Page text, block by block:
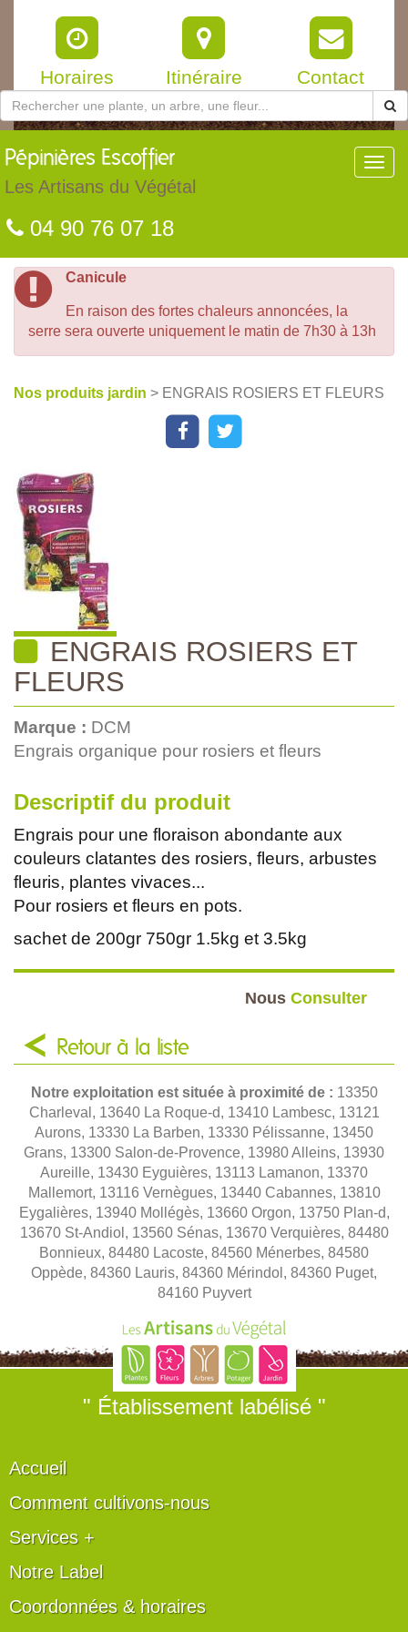
Horaires Itinéraire Contact
Pépinières Escoffier
Les Artisans du Végétal
04 90 76 07 18
Canicule
En raison des fortes chaleurs annoncées, la
serre sera ouverte uniquement le matin de 7h30 à 13h
Nos produits jardin > ENGRAIS ROSIERS ET FLEURS
ENGRAIS ROSIERS ET
FLEURS
Marque : DCM
Engrais organique pour rosiers et fleurs
Descriptif du produit
Engrais pour une floraison abondante aux
couleurs clatantes des rosiers, fleurs, arbustes
fleuris, plantes vivaces...
Pour rosiers et fleurs en pots.
sachet de 200gr 750gr 1.5kg et 3.5kg
Nous Consulter
Retour à la liste
Notre exploitation est située à proximité de : 13350
Charleval, 13640 La Roque-d, 13410 Lambesc, 13121
Aurons, 13330 La Barben, 13330 Pélissanne, 13450
Grans, 13300 Salon-de-Provence, 13980 Alleins, 13930
Aureille, 13430 Eyguières, 13113 Lamanon, 13370
Mallemort, 13116 Vernègues, 13440 Cabannes, 13810
Eygalières, 13940 Mollégès, 13660 Orgon, 13750 Plan-d,
13670 St-Andiol, 13560 Sénas, 13670 Verquières, 84480
Bonnieux, 84480 Lacoste, 84560 Ménerbes, 84580
Oppède, 84360 Lauris, 84360 Mérindol, 84360 Puget,
84160 Puyvert
" Établissement labélisé "
Accueil
Comment cultivons-nous
Services +
Notre Label
Coordonnées & horaires